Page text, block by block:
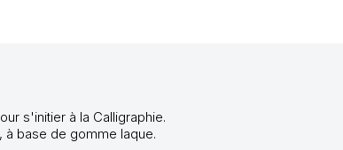
s'initier à la Calligraphie.
à base de gomme laque.